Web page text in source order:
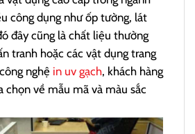
công dụng như ốp tường, lát
đây cũng là chất liệu thường
tranh hoặc các vật dụng trang
nghệ in uv gạch, khách hàng
chọn về mẫu mã và màu sắc